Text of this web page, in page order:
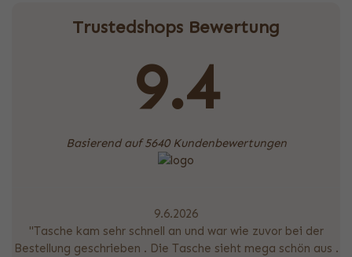
Trustedshops Bewertung
9.4
Basierend auf 5640 Kundenbewertungen
9.6.2026
"Tasche kam sehr schnell an und war wie zuvor bei der
Bestellung geschrieben . Die Tasche sieht mega schön aus .